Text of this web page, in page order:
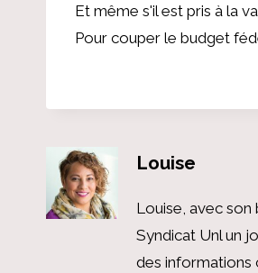
Et même s'il est pris à la
Pour couper le budget
Louise
Louise, avec
Syndicat Unl un
des informations